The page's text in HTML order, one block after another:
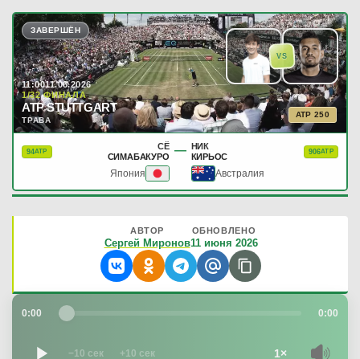
VS
ЗАВЕРШЁН
11:0011.06.2026
1/32 ФИНАЛА
ATP STUTTGART
ТРАВА
ATP 250
94ATP
СЁ
СИМАБАКУРО — НИК
КИРЬОС
906ATP
Япония Австралия
АВТОР
Сергей Миронов
ОБНОВЛЕНО
11 июня 2026
0:00 0:00
−10 сек +10 сек 1×